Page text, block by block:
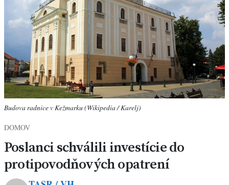
Budova radnice v Kežmarku (Wikipedia / Karelj)
DOMOV
Poslanci schválili investície do
protipovodňových opatrení